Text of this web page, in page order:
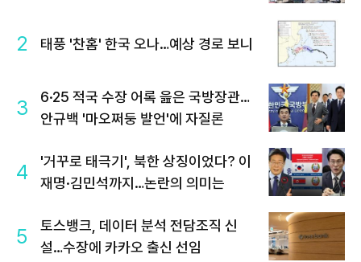
2 태풍 '찬홈' 한국 오나…예상 경로 보니
3
6·25 적국 수장 어록 읊은 국방장관…
안규백 '마오쩌둥 발언'에 자질론
4
'거꾸로 태극기', 북한 상징이었다? 이
재명·김민석까지…논란의 의미는
5
토스뱅크, 데이터 분석 전담조직 신
설…수장에 카카오 출신 선임